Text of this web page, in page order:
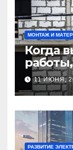
МОНТАЖ И
Когда
11 ИЮНЯ,
РАЗВИТИЕ